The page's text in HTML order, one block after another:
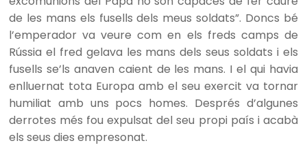
de les mans els fusells dels meus soldats”. Doncs bé
l’emperador va veure com en els freds camps de
Rússia el fred gelava les mans dels seus soldats i els
fusells se’ls anaven caient de les mans. I el qui havia
enlluernat tota Europa amb el seu exercit va tornar
humiliat amb uns pocs homes. Després d’algunes
derrotes més fou expulsat del seu propi país i acabà
els seus dies empresonat.